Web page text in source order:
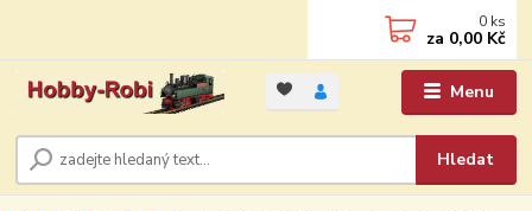
Menu
Hledat
0 ks
za 0,00 Kč